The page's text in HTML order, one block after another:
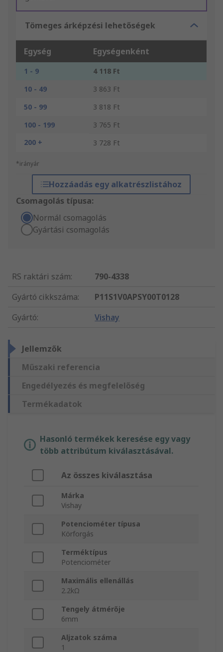
Tömeges árképzési lehetőségek
Egység Egységenként
1 - 9
4 118 Ft
10 - 49
3 863 Ft
50 - 99
3 818 Ft
100 - 199
3 765 Ft
200 +
3 728 Ft
*irányár
Hozzáadás egy alkatrészlistához
Csomagolás típusa:
Normál csomagolás
Gyártási csomagolás
RS raktári szám:
790-4338
Gyártó cikkszáma:
P11S1V0APSY00T0128
Gyártó: Vishay
Jellemzők
Műszaki referencia
Engedélyezés és megfelelőség
Termékadatok
Hasonló termékek keresése egy vagy
több attribútum kiválasztásával.
Az összes kiválasztása
Márka
Vishay
Potenciométer típusa
Körforgás
Terméktípus
Potenciométer
Maximális ellenállás
2.2kΩ
Tengely átmérője
6mm
Aljzatok száma
1